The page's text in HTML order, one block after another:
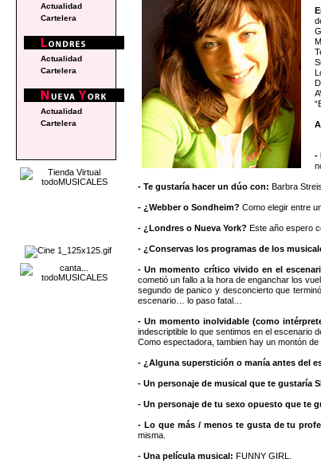
-
- Te gustaría hacer un dúo con:Barbra
- ¿Webber o Sondheim? Como elegir entre
- ¿Londres o Nueva York?Este año espero
- ¿Conservas los programas de los
- Un momento crítico vivido en el
cometió un fallo a la hora de enganchar los
segundo de panico y desconcierto que
escenario… lo paso fatal…
- Un momento inolvidable (como
indescriptible lo que sentimos en el escenario
Como espectadora, tambien hay un montón
- ¿Alguna superstición o manía antes del
- Un personaje de musical que te gustaría
- Un personaje de tu sexo opuesto que te
- Lo que más / menos te gusta de tu
misma.
- Una película musical:FUNNY GIRL.
Actualidad
Cartelera
Actualidad
Cartelera
Actualidad
Cartelera